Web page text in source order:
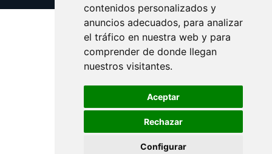
contenidos personalizados y
anuncios adecuados, para analizar
el tráfico en nuestra web y para
comprender de donde llegan
nuestros visitantes.
Aceptar
Rechazar
Configurar